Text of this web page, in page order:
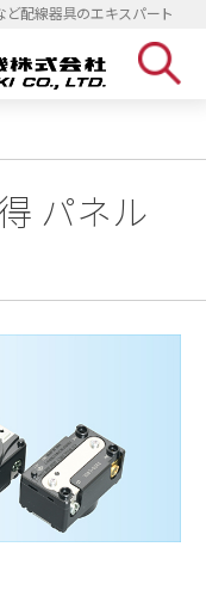
配線器具のエキスパート
パネル